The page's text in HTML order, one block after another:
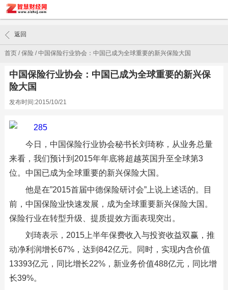
首页/保险/中国保险行业协会：中国已成为全球重要的新兴保险大国
返回
中国保险行业协会：中国已成为全球重要的新兴保
险大国
发布时间:2015/10/21
今日，中国保险行业协会秘书长刘琦称，从业务总量
来看，我们预计到2015年年底将超越英国升至全球第3
位。中国已成为全球重要的新兴保险大国。
他是在”2015首届中德保险研讨会”上说上述话的。目
前，中国保险业快速发展，成为全球重要新兴保险大国。
保险行业在转型升级、提质提效方面表现突出。
刘琦表示，2015上半年保费收入与投资收益双赢，推
动净利润增长67%，达到842亿元。同时，实现内含价值
13393亿元，同比增长22%，新业务价值488亿元，同比增
长39%。